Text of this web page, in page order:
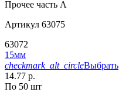
Прочее часть A
Артикул 63075
63072
15мм
checkmark_alt_circleВыбрать
14.77 р.
По 50 шт